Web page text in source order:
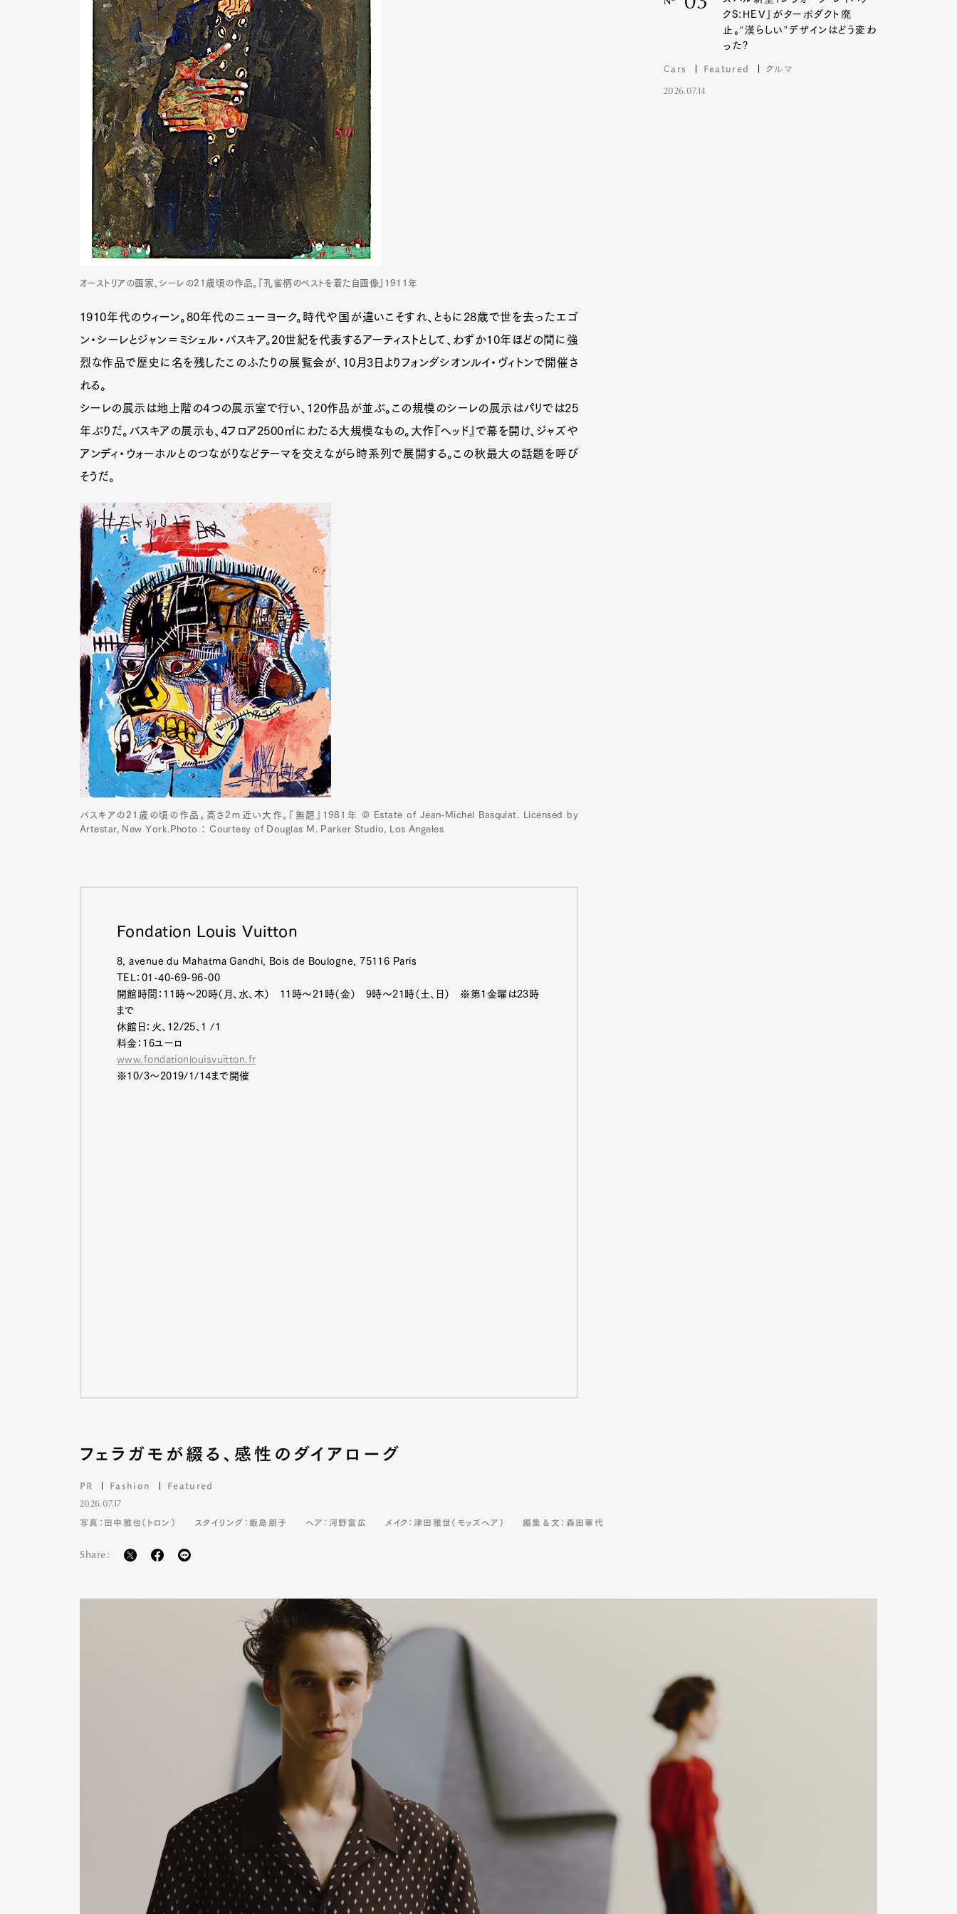
オーストリアの画家、シーレの21歳頃の作品。『孔雀柄のベストを着た自画像』1911年
1910年代のウィーン。80年代のニューヨーク。時代や国が違いこそすれ、ともに28歳で世を去ったエゴ
ン・シーレとジャン＝ミシェル・バスキア。20世紀を代表するアーティストとして、わずか10年ほどの間に強
烈な作品で歴史に名を残したこのふたりの展覧会が、10月3日よりフォンダシオンルイ・ヴィトンで開催さ
れる。
シーレの展示は地上階の4つの展示室で行い、120作品が並ぶ。この規模のシーレの展示はパリでは25
年ぶりだ。バスキアの展示も、4フロア2500㎡にわたる大規模なもの。大作『ヘッド』で幕を開け、ジャズや
アンディ・ウォーホルとのつながりなどテーマを交えながら時系列で展開する。この秋最大の話題を呼び
そうだ。
バスキアの21歳の頃の作品。高さ2ｍ近い大作。『無題』1981年 © Estate of Jean-Michel Basquiat. Licensed by
Artestar, New York.Photo ： Courtesy of Douglas M. Parker Studio, Los Angeles
Fondation Louis Vuitton
8, avenue du Mahatma Gandhi, Bois de Boulogne, 75116 Paris
TEL：01-40-69-96-00
開館時間：11時〜20時（月、水、木） 11時〜21時（金） 9時〜21時（土、日） ※第1金曜は23時
まで
休館日：火、12/25、1 /1
料金：16ユーロ
www.fondationlouisvuitton.fr
※10/3〜2019/1/14まで開催
Nº
クS:HEV」がターボダクト廃
止。“漢らしい”デザインはどう変わ
った?
Cars Featured クルマ
2026.07.14
フェラガモが綴る、感性のダイアローグ
PR Fashion Featured
2026.07.17
写真：田中雅也（トロン） スタイリング：飯島朋子 ヘア：河野富広 メイク：津田雅世（モッズヘア） 編集＆文：森田華代
Share: